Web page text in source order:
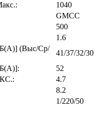
1040
GMCC
500
1.6
(Выс/Ср/
41/37/32/30
52
4.7
8.2
1/220/50